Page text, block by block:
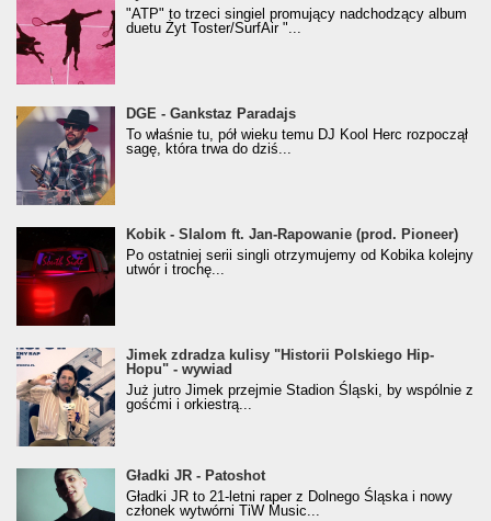
"ATP" to trzeci singiel promujący nadchodzący album
duetu Żyt Toster/SurfAir "...
donGURALesko z nagrodą za
Klasyczny/Trueschoolowy Album Roku
(Popkillery 2023)
DGE - Gankstaz Paradajs
To właśnie tu, pół wieku temu DJ Kool Herc rozpoczął
sagę, która trwa do dziś...
Kobik - Slalom ft. Jan-Rapowanie (prod. Pioneer)
[Official Music Visualiser]
Kobik - Slalom ft. Jan-Rapowanie (prod. Pioneer)
Po ostatniej serii singli otrzymujemy od Kobika kolejny
utwór i trochę...
Jimek zdradza kulisy "Historii Polskiego Hip-
Hopu" - wywiad
Jimek zdradza kulisy "Historii Polskiego Hip-
Hopu" - wywiad
Już jutro Jimek przejmie Stadion Śląski, by wspólnie z
gośćmi i orkiestrą...
Gładki JR - Patoshot
Gładki JR - Patoshot
Gładki JR to 21-letni raper z Dolnego Śląska i nowy
członek wytwórni TiW Music...